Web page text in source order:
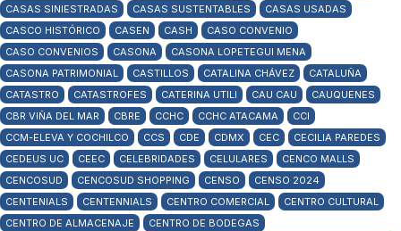
CASAS SINIESTRADAS
CASAS SUSTENTABLES
CASAS USADAS
CASCO HISTÓRICO
CASEN CASH
CASO CONVENIO
CASO CONVENIOS
CASONA
CASONA LOPETEGUI MENA
CASONA PATRIMONIAL
CASTILLOS CATALINA CHÁVEZ
CATALUÑA
CATASTRO
CATASTROFES CATERINA UTILI CAU CAU
CAUQUENES
CBR VIÑA DEL MAR
CBRE CCHC CCHC ATACAMA
CCI
CCM-ELEVA Y COCHILCO
CCS CDE CDMX CEC
CECILIA PAREDES
CEDEUS UC
CEEC CELEBRIDADES CELULARES
CENCO MALLS
CENCOSUD
CENCOSUD SHOPPING CENSO
CENSO 2024
CENTENIALS
CENTENNIALS CENTRO COMERCIAL
CENTRO CULTURAL
CENTRO DE ALMACENAJE
CENTRO DE BODEGAS